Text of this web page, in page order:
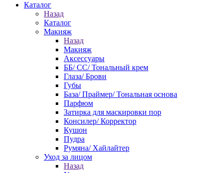
Каталог
Назад
Каталог
Макияж
Назад
Макияж
Аксессуары
ББ/ СС/ Тональный крем
Глаза/ Брови
Губы
База/ Праймер/ Тональная основа
Парфюм
Затирка для маскировки пор
Консилер/ Корректор
Кушон
Пудра
Румяна/ Хайлайтер
Уход за лицом
Назад